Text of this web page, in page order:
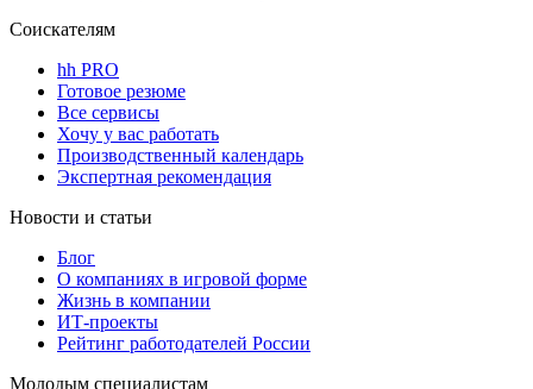
Соискателям
hh PRO
Готовое резюме
Все сервисы
Хочу у вас работать
Производственный календарь
Экспертная рекомендация
Новости и статьи
Блог
О компаниях в игровой форме
Жизнь в компании
ИТ-проекты
Рейтинг работодателей России
Молодым специалистам